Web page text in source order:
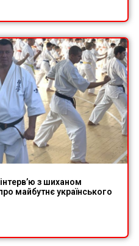
з шиханом
майбутнє українського